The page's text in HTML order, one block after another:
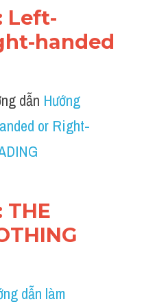
Left-
handed
dẫn Hướng
or Right-
THE
dẫn làm